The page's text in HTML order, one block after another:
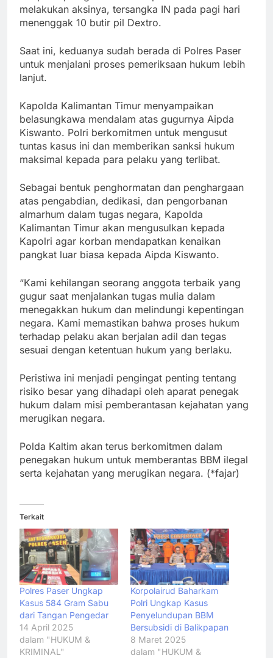
melakukan aksinya, tersangka IN pada pagi hari
menenggak 10 butir pil Dextro.
Saat ini, keduanya sudah berada di Polres Paser
untuk menjalani proses pemeriksaan hukum lebih
lanjut.
Kapolda Kalimantan Timur menyampaikan
belasungkawa mendalam atas gugurnya Aipda
Kiswanto. Polri berkomitmen untuk mengusut
tuntas kasus ini dan memberikan sanksi hukum
maksimal kepada para pelaku yang terlibat.
Sebagai bentuk penghormatan dan penghargaan
atas pengabdian, dedikasi, dan pengorbanan
almarhum dalam tugas negara, Kapolda
Kalimantan Timur akan mengusulkan kepada
Kapolri agar korban mendapatkan kenaikan
pangkat luar biasa kepada Aipda Kiswanto.
“Kami kehilangan seorang anggota terbaik yang
gugur saat menjalankan tugas mulia dalam
menegakkan hukum dan melindungi kepentingan
negara. Kami memastikan bahwa proses hukum
terhadap pelaku akan berjalan adil dan tegas
sesuai dengan ketentuan hukum yang berlaku.
Peristiwa ini menjadi pengingat penting tentang
risiko besar yang dihadapi oleh aparat penegak
hukum dalam misi pemberantasan kejahatan yang
merugikan negara.
Polda Kaltim akan terus berkomitmen dalam
penegakan hukum untuk memberantas BBM ilegal
serta kejahatan yang merugikan negara. (*fajar)
Terkait
Polres Paser Ungkap
Kasus 584 Gram Sabu
dari Tangan Pengedar
14 April 2025
dalam "HUKUM &
KRIMINAL"
Korpolairud Baharkam
Polri Ungkap Kasus
Penyelundupan BBM
Bersubsidi di Balikpapan
8 Maret 2025
dalam "HUKUM &